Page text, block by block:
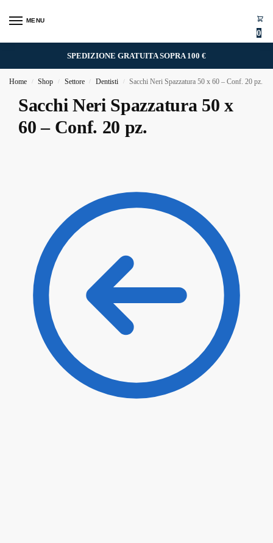
MENU
0
SPEDIZIONE GRATUITA SOPRA 100 €
Home / Shop / Settore / Dentisti / Sacchi Neri Spazzatura 50 x 60 – Conf. 20 pz.
Sacchi Neri Spazzatura 50 x
60 – Conf. 20 pz.